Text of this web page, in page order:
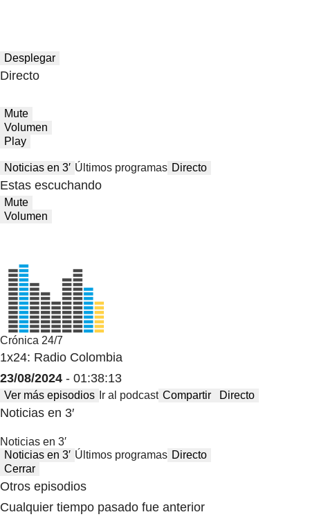
Desplegar
Directo
Mute
Volumen
Play
Noticias en 3′ Últimos programas Directo
Estas escuchando
Mute
Volumen
Crónica 24/7
1x24: Radio Colombia
23/08/2024 - 01:38:13
Ver más episodios Ir al podcast Compartir Directo
Noticias en 3′
Noticias en 3′
Noticias en 3′ Últimos programas Directo
Cerrar
Otros episodios
Cualquier tiempo pasado fue anterior